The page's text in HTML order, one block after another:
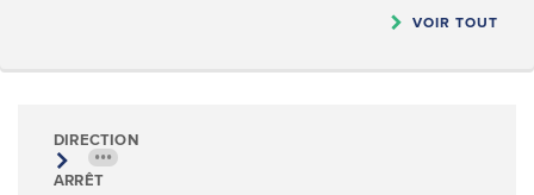
VOIR TOUT
DIRECTION
•••
ARRÊT